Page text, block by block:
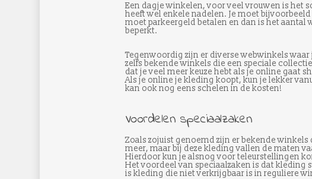
Een dagje winkelen, voor veel vrouwen is het
heeft wel enkele nadelen. Je moet
moet parkeergeld betalen en dan is het
beperkt.
Tegenwoordig zijn er diverse webwinkels
zelfs bekende winkels die een speciale
dat je veel meer keuze hebt als je online gaat
Als je online je kleding koopt, kun je lekker
kan ook nog eens schelen in de kosten!
Voordelen speciaalzaken
Zoals zojuist genoemd zijn er bekende
meer, maar bij deze kleding vallen de maten
Hierdoor kun je alsnog voor teleurstellingen
Het voordeel van speciaalzaken is dat kleding
is kleding die niet verkrijgbaar is in reguliere